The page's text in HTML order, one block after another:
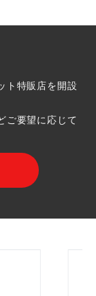
ト特販店を開設
ご要望に応じて